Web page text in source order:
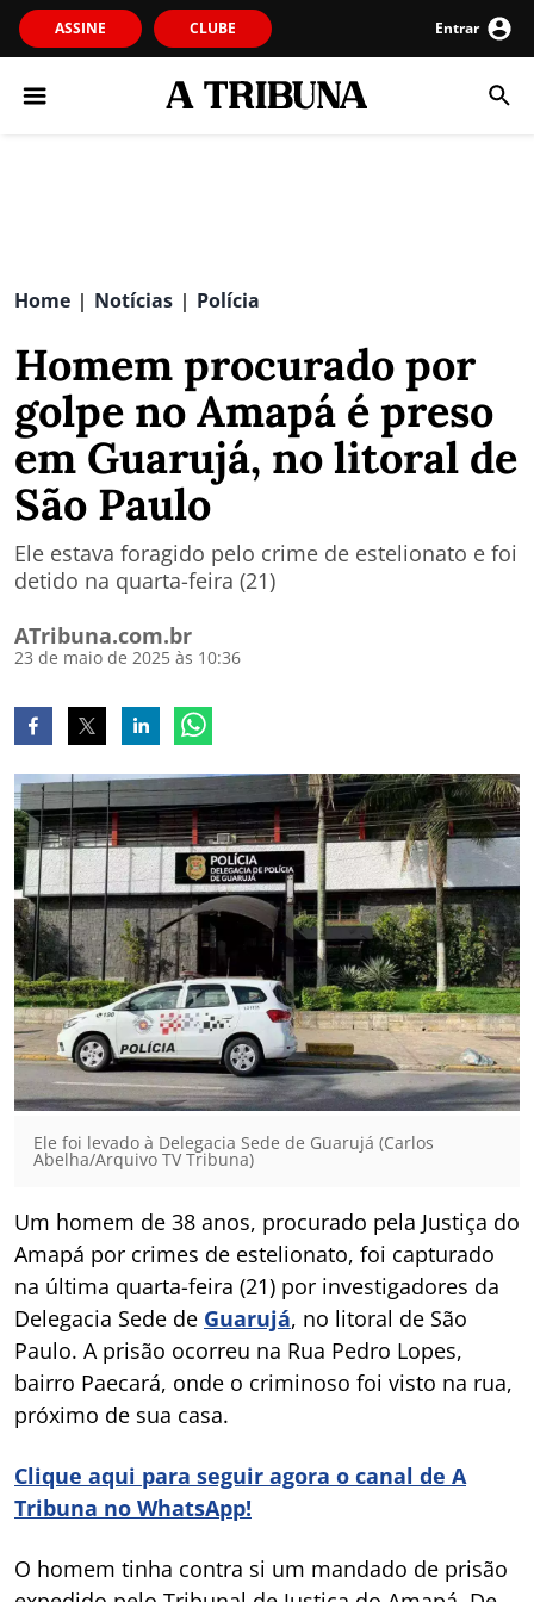
ASSINE CLUBE Entrar
Home | Notícias | Polícia
Homem procurado por
golpe no Amapá é preso
em Guarujá, no litoral de
São Paulo
Ele estava foragido pelo crime de estelionato e foi
detido na quarta-feira (21)
ATribuna.com.br
23 de maio de 2025 às 10:36
Ele foi levado à Delegacia Sede de Guarujá (Carlos
Abelha/Arquivo TV Tribuna)
Um homem de 38 anos, procurado pela Justiça do
Amapá por crimes de estelionato, foi capturado
na última quarta-feira (21) por investigadores da
Delegacia Sede de Guarujá, no litoral de São
Paulo. A prisão ocorreu na Rua Pedro Lopes,
bairro Paecará, onde o criminoso foi visto na rua,
próximo de sua casa.
Clique aqui para seguir agora o canal de A
Tribuna no WhatsApp!
O homem tinha contra si um mandado de prisão